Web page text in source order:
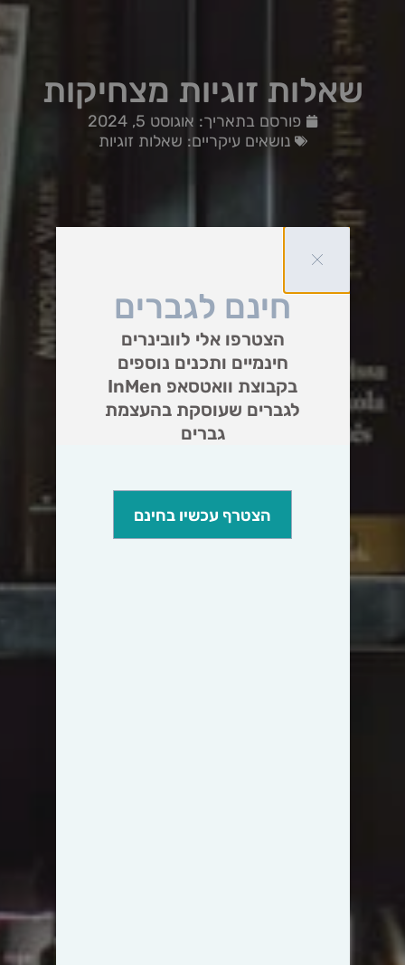
שאלות זוגיות מצחיקות
פורסם בתאריך: אוגוסט 5, 2024
נושאים עיקריים: שאלות זוגיות
חינם לגברים
הצטרפו אלי לוובינרים
חינמיים ותכנים נוספים
בקבוצת וואטסאפ InMen
לגברים שעוסקת בהעצמת
גברים
הצטרף עכשיו בחינם